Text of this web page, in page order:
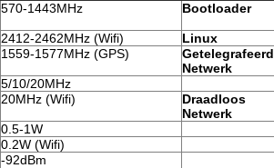
570-1443MHz Bootloader
2412-2462MHz (Wifi) Linux
1559-1577MHz (GPS)
Getelegrafeerd
Netwerk
5/10/20MHz
20MHz (Wifi)
Draadloos
Netwerk
0.5-1W
0.2W (Wifi)
-92dBm